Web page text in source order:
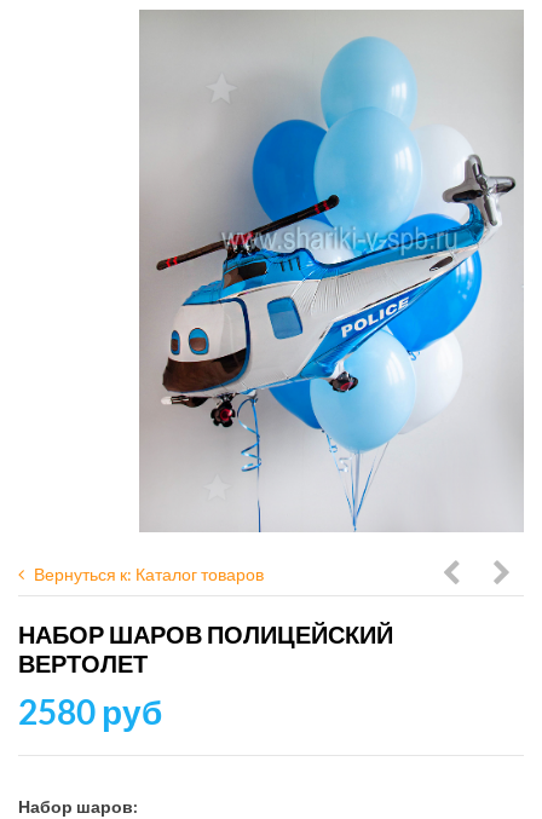
Вернуться к: Каталог товаров
Чейзом
НАБОР ШАРОВ ПОЛИЦЕЙСКИЙ
ВЕРТОЛЕТ
2580 руб
Набор шаров: